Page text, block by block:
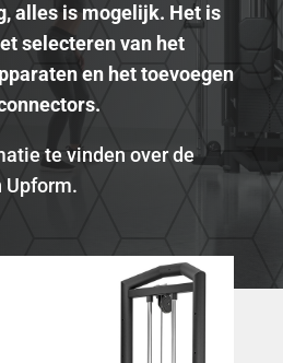
alles is mogelijk. Het is
selecteren van het
en het toevoegen
te vinden over de
Upform.